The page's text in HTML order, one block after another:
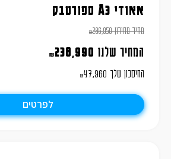
אאודי A3 ספורטבק
מחיר מחירון ₪286,950
המחיר שלנו ₪238,990
החיסכון שלך ₪47,960
לפרטים